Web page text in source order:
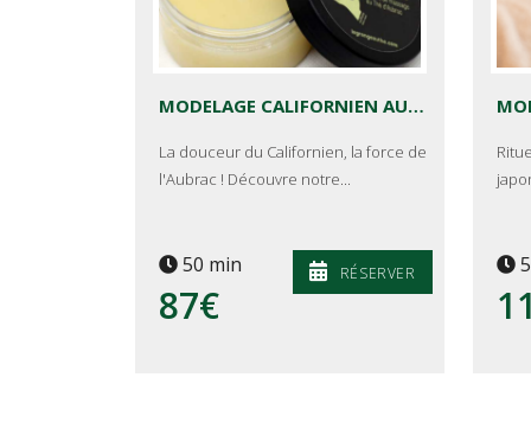
MODELAGE CALIFORNIEN AU THÉ D'AUBRAC - DÉTENTE DU HAUT PLATEAU DE L'AUBRAC
La douceur du Californien, la force de
l'Aubrac ! Découvre notre...
50 min
87€
RÉSERVER